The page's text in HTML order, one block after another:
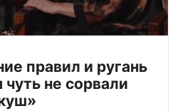
правил и ругань
не сорвали